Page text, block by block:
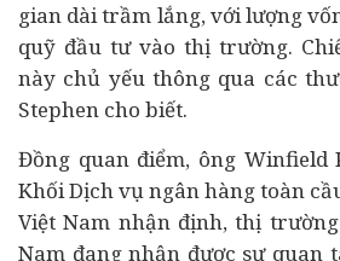
gian dài trầm lắng, với lượng
quỹ đầu tư vào thị trường.
này chủ yếu thông qua các
Stephen cho biết.
Đồng quan điểm, ông Winfield
Khối Dịch vụngân hàngtoàn
Việt Nam nhận định, thị
Nam đang nhận được sự quan